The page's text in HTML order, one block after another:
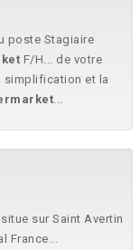
poste Stagiaire
F/H... de votre
simplification et la
...
sur Saint Avertin
France...